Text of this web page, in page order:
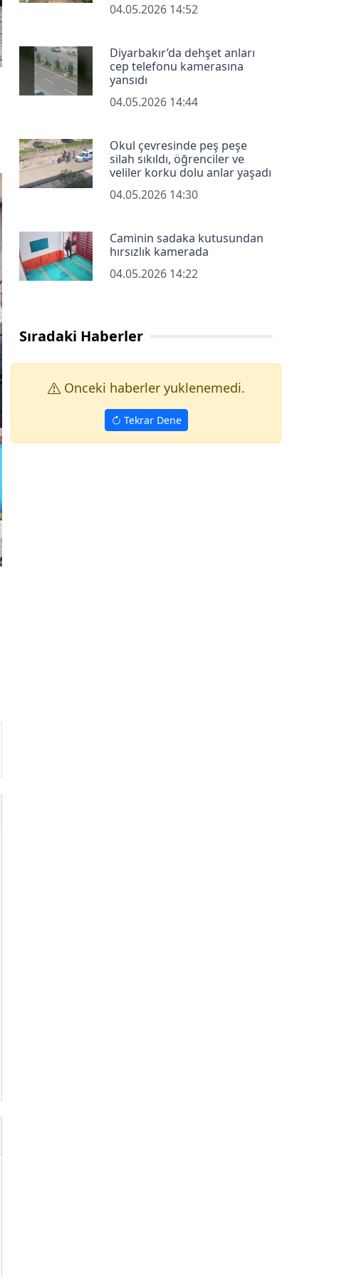
04.05.2026 14:52
Diyarbakır’da dehşet anları
cep telefonu kamerasına
yansıdı
04.05.2026 14:44
Okul çevresinde peş peşe
silah sıkıldı, öğrenciler ve
veliler korku dolu anlar yaşadı
04.05.2026 14:30
Caminin sadaka kutusundan
hırsızlık kamerada
04.05.2026 14:22
Sıradaki Haberler
Onceki haberler yuklenemedi.
Tekrar Dene